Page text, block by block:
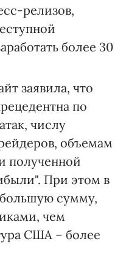
релизов,
более 30
заявила, что
по
числу
объемам
полученной
При этом в
большую сумму,
чем
США – более